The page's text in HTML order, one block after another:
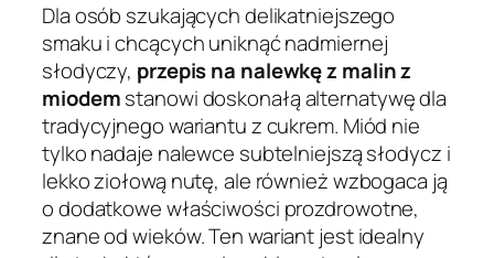
Dla osób szukających delikatniejszego
smaku i chcących uniknąć nadmiernej
słodyczy, przepis na nalewkę z malin z
miodemstanowi doskonałą alternatywę dla
tradycyjnego wariantu z cukrem. Miód nie
tylko nadaje nalewce subtelniejszą słodycz i
lekko ziołową nutę, ale również wzbogaca ją
o dodatkowe właściwości prozdrowotne,
znane od wieków. Ten wariant jest idealny